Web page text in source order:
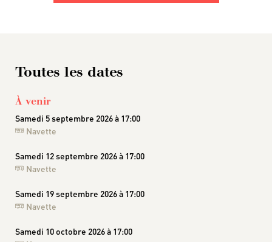
Toutes les dates
À venir
Samedi 5 septembre 2026 à 17:00
Navette
Samedi 12 septembre 2026 à 17:00
Navette
Samedi 19 septembre 2026 à 17:00
Navette
Samedi 10 octobre 2026 à 17:00